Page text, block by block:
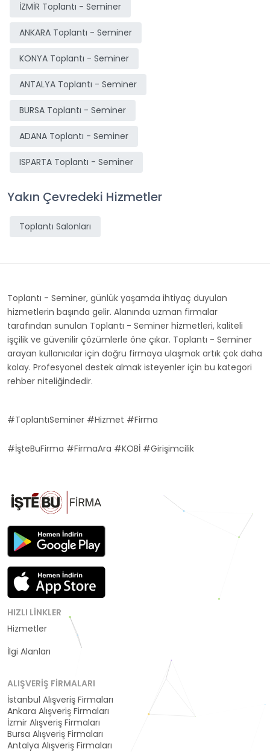
İZMİR Toplantı - Seminer
ANKARA Toplantı - Seminer
KONYA Toplantı - Seminer
ANTALYA Toplantı - Seminer
BURSA Toplantı - Seminer
ADANA Toplantı - Seminer
ISPARTA Toplantı - Seminer
Yakın Çevredeki Hizmetler
Toplantı Salonları
Toplantı - Seminer, günlük yaşamda ihtiyaç duyulan
hizmetlerin başında gelir. Alanında uzman firmalar
tarafından sunulan Toplantı - Seminer hizmetleri, kaliteli
işçilik ve güvenilir çözümlerle öne çıkar. Toplantı - Seminer
arayan kullanıcılar için doğru firmaya ulaşmak artık çok daha
kolay. Profesyonel destek almak isteyenler için bu kategori
rehber niteliğindedir.
#ToplantıSeminer #Hizmet #Firma
#İşteBuFirma #FirmaAra #KOBİ #Girişimcilik
HIZLI LINKLER
Hizmetler
İlgi Alanları
ALIŞVERIŞ FIRMALARI
İstanbul Alışveriş Firmaları
Ankara Alışveriş Firmaları
İzmir Alışveriş Firmaları
Bursa Alışveriş Firmaları
Antalya Alışveriş Firmaları